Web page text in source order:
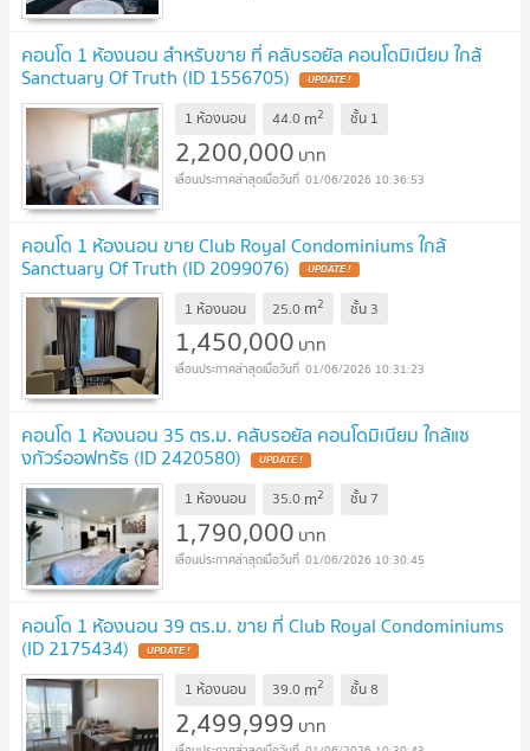
คอนโด 1 ห้องนอน สำหรับขาย ที่ คลับรอยัล คอนโดมิเนียม ใกล้
Sanctuary Of Truth (ID 1556705)
1 ห้องนอน 44.0 m2 ชั้น 1
2,200,000 บาท
01/06/2026 10:36:53
คอนโด 1 ห้องนอน ขาย Club Royal Condominiums ใกล้
Sanctuary Of Truth (ID 2099076)
1 ห้องนอน 25.0 m2 ชั้น 3
1,450,000 บาท
01/06/2026 10:31:23
คอนโด 1 ห้องนอน 35 ตร.ม. คลับรอยัล คอนโดมิเนียม ใกล้แซ
งกัวร์ออฟทรัธ (ID 2420580)
1 ห้องนอน 35.0 m2 ชั้น 7
1,790,000 บาท
01/06/2026 10:30:45
คอนโด 1 ห้องนอน 39 ตร.ม. ขาย ที่ Club Royal Condominiums
(ID 2175434)
1 ห้องนอน 39.0 m2 ชั้น8
2,499,999 บาท